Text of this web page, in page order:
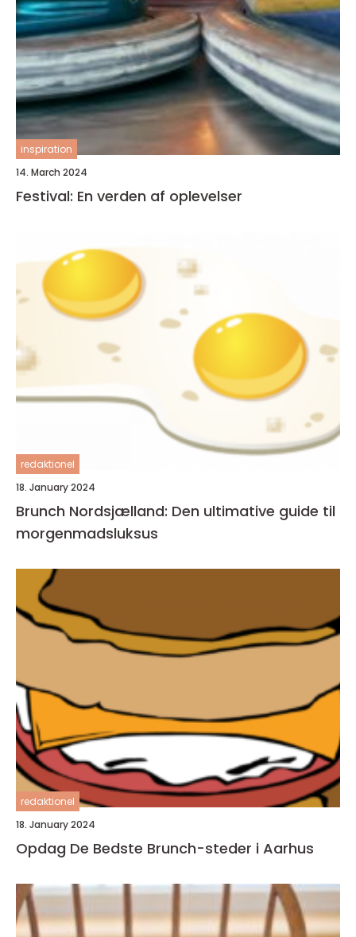
inspiration
14. March 2024
Festival: En verden af oplevelser
redaktionel
18. January 2024
Brunch Nordsjælland: Den ultimative guide til
morgenmadsluksus
redaktionel
18. January 2024
Opdag De Bedste Brunch-steder i Aarhus